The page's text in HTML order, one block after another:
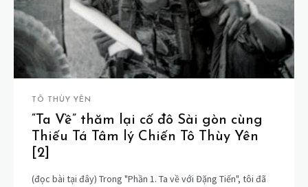
TÔ THÙY YÊN
“Ta Về” thăm lại cố đô Sài gòn cùng
Thiếu Tá Tâm lý Chiến Tô Thùy Yên
[2]
(đọc bài tại đây) Trong "Phần 1. Ta về với Đặng Tiến", tôi đã